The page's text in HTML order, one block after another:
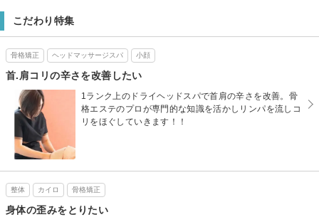
こだわり特集
骨格矯正 ヘッドマッサージスパ 小顔
首.肩コリの辛さを改善したい
1ランク上のドライヘッドスパで首肩の辛さを改善。骨
格エステのプロが専門的な知識を活かしリンパを流しコ
リをほぐしていきます！！
整体 カイロ 骨格矯正
身体の歪みをとりたい